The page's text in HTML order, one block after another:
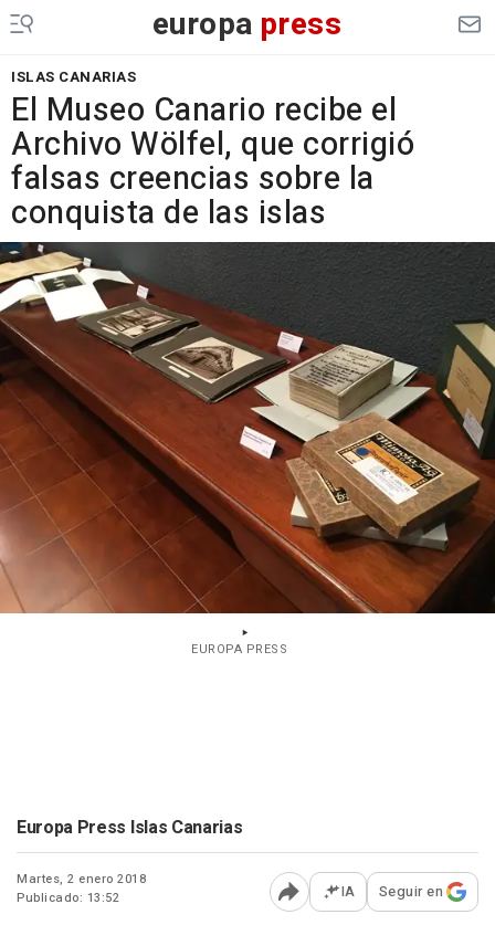
europa press
ISLAS CANARIAS
El Museo Canario recibe el
Archivo Wölfel, que corrigió
falsas creencias sobre la
conquista de las islas
EUROPA PRESS
Europa Press Islas Canarias
Martes, 2 enero 2018
Publicado: 13:52
Abrir opciones para
IA Seguir en